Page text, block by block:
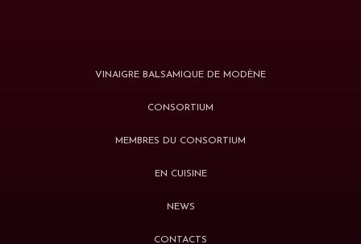
VINAIGRE BALSAMIQUE DE MODÈNE
CONSORTIUM
MEMBRES DU CONSORTIUM
EN CUISINE
NEWS
CONTACTS